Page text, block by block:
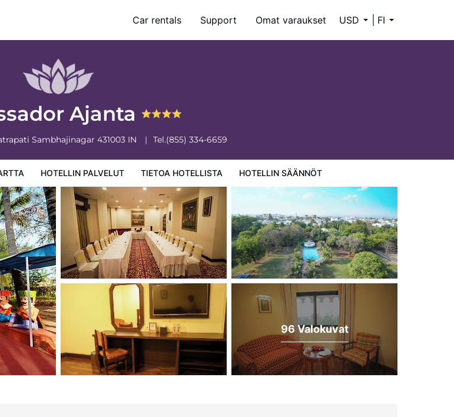
Car rentals Support Omat varaukset USD FI
Ajanta
Sambhajinagar 431003 IN Tel.(855) 334-6659
HOTELLIN PALVELUT TIETOA HOTELLISTA HOTELLIN SÄÄNNÖT
96 Valokuvat